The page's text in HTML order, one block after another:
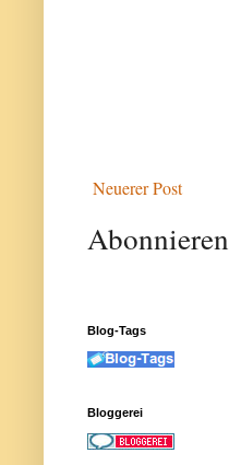
Neuerer Post
Abonnieren
Blog-Tags
Bloggerei